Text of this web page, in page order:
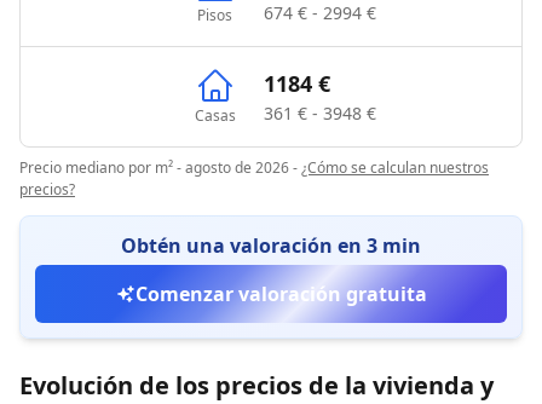
Pisos 674 € - 2994 €
Casas
1184 €
361 € - 3948 €
Precio mediano por m² - agosto de 2026-¿Cómo se calculan nuestros
precios?
Obtén una valoración en 3 min
Comenzar valoración gratuita
Evolución de los precios de la vivienda y